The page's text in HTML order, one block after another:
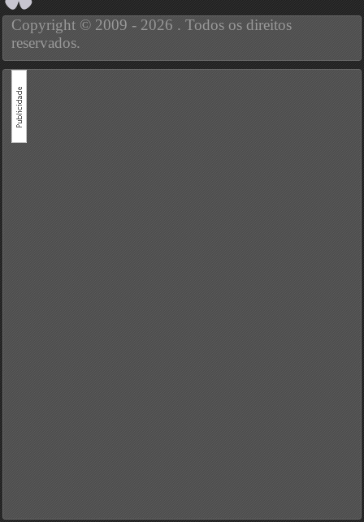
Copyright © 2009 - 2026 . Todos os direitos
reservados.